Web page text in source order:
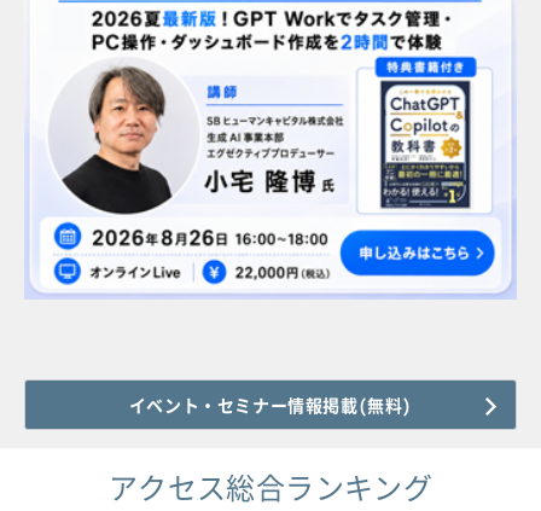
イベント・セミナー情報掲載(無料)
アクセス総合ランキング